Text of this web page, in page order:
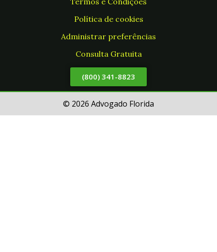
Política de cookies
Administrar preferências
Consulta Gratuita
(800) 341-8823
© 2026 Advogado Florida